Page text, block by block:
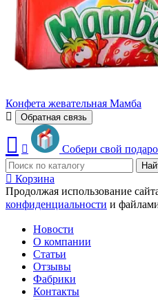
Конфета жевательная Мамба
Обратная связь
Собери свой
Корзина
Продолжая использование
конфиденциальности и
Новости
О компании
Статьи
Отзывы
Фабрики
Контакты